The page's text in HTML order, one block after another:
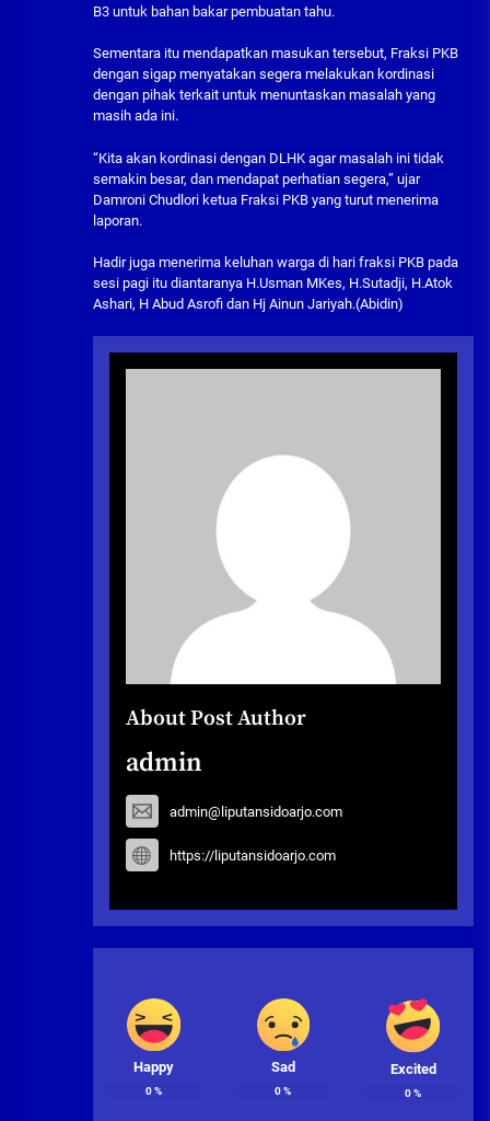
B3 untuk bahan bakar pembuatan tahu.
Sementara itu mendapatkan masukan tersebut, Fraksi PKB
dengan sigap menyatakan segera melakukan kordinasi
dengan pihak terkait untuk menuntaskan masalah yang
masih ada ini.
“Kita akan kordinasi dengan DLHK agar masalah ini tidak
semakin besar, dan mendapat perhatian segera,” ujar
Damroni Chudlori ketua Fraksi PKB yang turut menerima
laporan.
Hadir juga menerima keluhan warga di hari fraksi PKB pada
sesi pagi itu diantaranya H.Usman MKes, H.Sutadji, H.Atok
Ashari, H Abud Asrofi dan Hj Ainun Jariyah.(Abidin)
About Post Author
admin
admin@liputansidoarjo.com
https://liputansidoarjo.com
Happy
0%
Sad
0%
Excited
0%